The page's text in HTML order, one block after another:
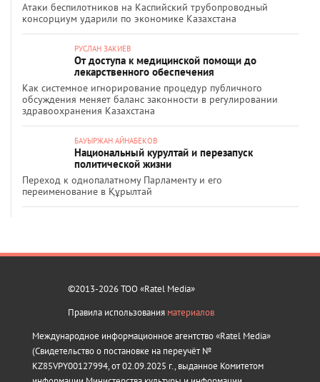
Атаки беспилотников на Каспийский трубопроводный
консорциум ударили по экономике Казахстана
РУСЛАН ЗАКИЕВ
От доступа к медицинской помощи до
лекарственного обеспечения
Как системное игнорирование процедур публичного
обсуждения меняет баланс законности в регулировании
здравоохранения Казахстана
БАУЫРЖАН АЙНАБЕКОВ
Национальный курултай и перезапуск
политической жизни
Переход к однопалатному Парламенту и его
переименование в Құрылтай
©2013-2026 ТОО «Ratel Media»
Правила использования материалов
Международное информационное агентство «Ratel Media»
(Свидетельство о постановке на переучёт №
KZ85VPY00127994, от 02.09.2025 г., выданное Комитетом